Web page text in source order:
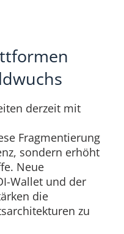
derzeit mit
Fragmentierung
sondern erhöht
Neue
Wallet und der
die
zu